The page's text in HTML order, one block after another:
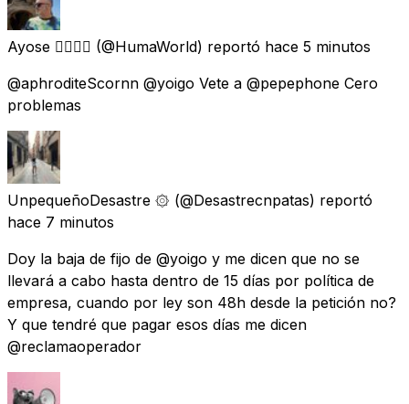
Ayose 🏳️‍🌈🇮🇨 (@HumaWorld) reportó hace 5 minutos
@aphroditeScornn @yoigo Vete a @pepephone Cero
problemas
UnpequeñoDesastre ۞ (@Desastrecnpatas) reportó
hace 7 minutos
Doy la baja de fijo de @yoigo y me dicen que no se
llevará a cabo hasta dentro de 15 días por política de
empresa, cuando por ley son 48h desde la petición no?
Y que tendré que pagar esos días me dicen
@reclamaoperador